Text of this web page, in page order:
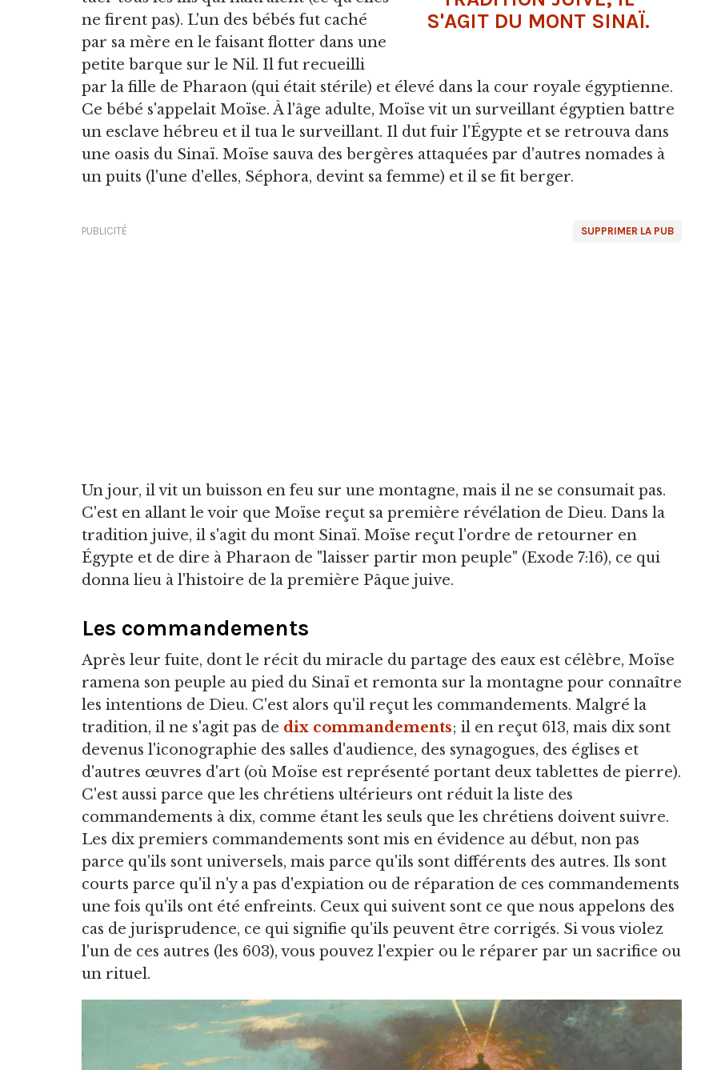
S'AGIT DU MONT SINAÏ.
ne firent pas). L'un des bébés fut caché
par sa mère en le faisant flotter dans une
petite barque sur le Nil. Il fut recueilli
par la fille de Pharaon (qui était stérile) et élevé dans la cour royale égyptienne.
Ce bébé s'appelait Moïse. À l'âge adulte, Moïse vit un surveillant égyptien battre
un esclave hébreu et il tua le surveillant. Il dut fuir l'Égypte et se retrouva dans
une oasis du Sinaï. Moïse sauva des bergères attaquées par d'autres nomades à
un puits (l'une d'elles, Séphora, devint sa femme) et il se fit berger.
SUPPRIMER LA PUB
PUBLICITÉ
Un jour, il vit un buisson en feu sur une montagne, mais il ne se consumait pas.
C'est en allant le voir que Moïse reçut sa première révélation de Dieu. Dans la
tradition juive, il s'agit du mont Sinaï. Moïse reçut l'ordre de retourner en
Égypte et de dire à Pharaon de "laisser partir mon peuple" (Exode 7:16), ce qui
donna lieu à l'histoire de la première Pâque juive.
Les commandements
Après leur fuite, dont le récit du miracle du partage des eaux est célèbre, Moïse
ramena son peuple au pied du Sinaï et remonta sur la montagne pour connaître
les intentions de Dieu. C'est alors qu'il reçut les commandements. Malgré la
tradition, il ne s'agit pas de dix commandements; il en reçut 613, mais dix sont
devenus l'iconographie des salles d'audience, des synagogues, des églises et
d'autres œuvres d'art (où Moïse est représenté portant deux tablettes de pierre).
C'est aussi parce que les chrétiens ultérieurs ont réduit la liste des
commandements à dix, comme étant les seuls que les chrétiens doivent suivre.
Les dix premiers commandements sont mis en évidence au début, non pas
parce qu'ils sont universels, mais parce qu'ils sont différents des autres. Ils sont
courts parce qu'il n'y a pas d'expiation ou de réparation de ces commandements
une fois qu'ils ont été enfreints. Ceux qui suivent sont ce que nous appelons des
cas de jurisprudence, ce qui signifie qu'ils peuvent être corrigés. Si vous violez
l'un de ces autres (les 603), vous pouvez l'expier ou le réparer par un sacrifice ou
un rituel.